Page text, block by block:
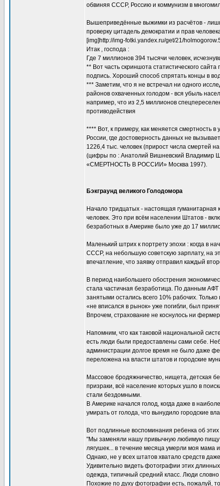
обвиняя СССР, Россию и коммунизм в
Вышеприведённые выжимки из расчётов -
проверку цитадель демократии и прав
[img]http://img-fotki.yandex.ru/get/21/
Итак , господа :
Где 7 миллионов 394 тысячи человек,
** Вот часть скриншота статистического
подпись. Хороший способ спрятать концы в
*** Заметим, что я не встречал ни одного
районов охваченных голодом - вся убыль
например, что из 2,5 миллионов
противодействия
**** Вот, к примеру, как меняется смертность
России, где достоверность данных не
1226,4 тыс. человек (прирост числа смертей
(цифры по : Анатолий Вишневский Владимир
«СМЕРТНОСТЬ В РОССИИ» Москва 1997).
Бэкграунд великого Голодомора
Начало тридцатых - настоящая гуманитарная
человек. Это при всём населении Штатов -
безработных в Америке было уже до 17
Маленький штрих к портрету эпохи : когда в
СССР, на небольшую советскую зарплату, на
впечатление, что заявку отправил каждый
В период наибольшего обострения
стала частичная безработица. По данным
занятыми остались всего 10% рабочих. Только
«не вписался в рынок» уже погибли, был
Впрочем, страхование не коснулось ни
Напомним, что как таковой национальной
есть люди были предоставлены сами себе.
администрации долгое время не было даже
переложена на власти штатов и городские
Массовое бродяжничество, нищета, детская
призраки, всё население которых ушло в
стали бездомными.
В Америке начался голод, когда даже в
умирать от голода, что вынудило городские
Вот подлинные воспоминания ребенка об этих
"Мы заменяли нашу привычную любимую пищу
лягушек... в течение месяца умерли моя мама
Однако, не у всех штатов хватало средств
Удивительно видеть фотографии этих
одежда, типичный средний класс. Люди
Похожие по духу фотографии есть, пожалуй,